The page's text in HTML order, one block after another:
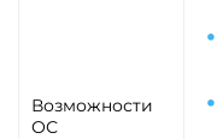
Возможности
ОС